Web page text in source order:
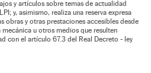
y artículos sobre temas de actualidad
y, asimismo, realiza una reserva expresa
obras y otras prestaciones accesibles desde
u otros medios que resulten
con el artículo 67.3 del Real Decreto - ley